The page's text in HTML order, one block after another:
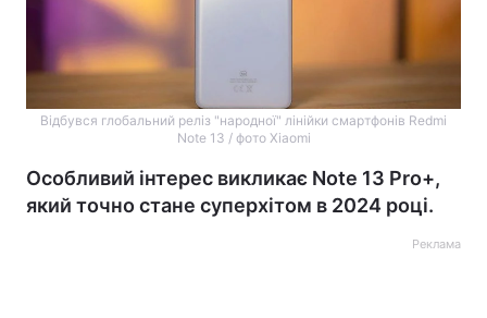
Відбувся глобальний реліз "народної" лінійки смартфонів Redmi
Note 13 / фото Xiaomi
Особливий інтерес викликає Note 13 Pro+,
який точно стане суперхітом в 2024 році.
Реклама